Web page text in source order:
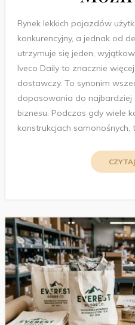
Rynek lekkich pojazdów
konkurencyjny, a jednak od
utrzymuje się jeden,
Iveco Daily to znacznie
dostawczy. To synonim
dopasowania do najbardziej
biznesu. Podczas gdy wiele
konstrukcjach samonośnych,